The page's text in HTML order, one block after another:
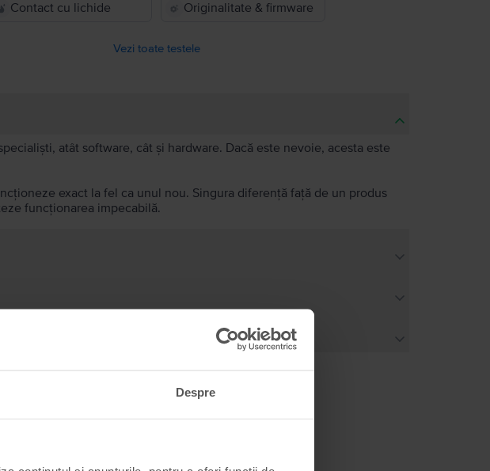
Despre
Contact cu lichide
Originalitate & firmware
Vezi toate testele
atât software, cât și hardware. Dacă este nevoie, acesta este
exact la fel ca unul nou. Singura diferență față de un produs
funcționarea impecabilă.
tale